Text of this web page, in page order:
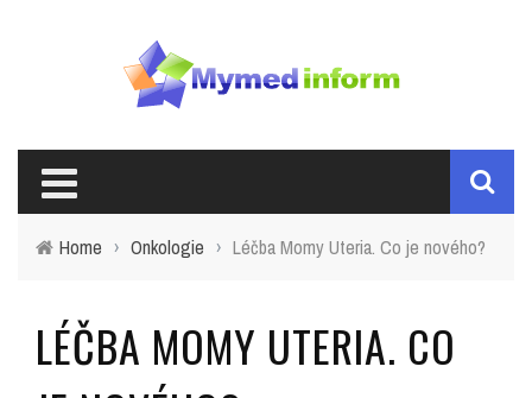
Home › Onkologie › Léčba Momy Uteria. Co je nového?
LÉČBA MOMY UTERIA. CO